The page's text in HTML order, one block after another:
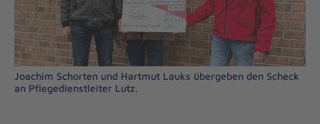
Joachim Schorten und Hartmut Lauks übergeben den Scheck
an Pflegedienstleiter Lutz.